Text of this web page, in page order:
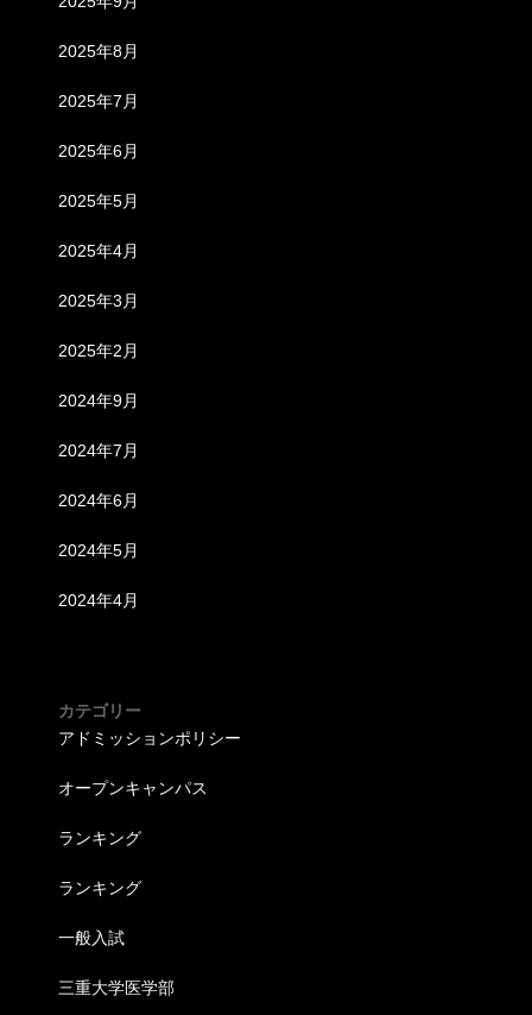
2025年8月
2025年7月
2025年6月
2025年5月
2025年4月
2025年3月
2025年2月
2024年9月
2024年7月
2024年6月
2024年5月
2024年4月
カテゴリー
アドミッションポリシー
オープンキャンパス
ランキング
ランキング
一般入試
三重大学医学部